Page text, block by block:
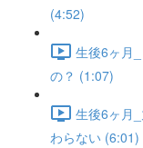
(4:52)
生後6ヶ月
の？ (1:07)
生後6ヶ月
わらない (6:01)